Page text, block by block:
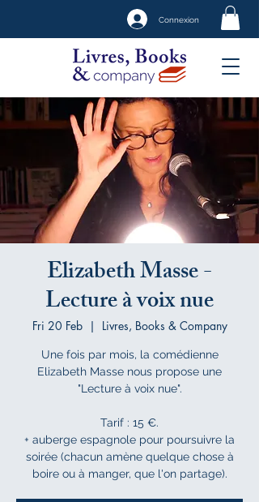
Connexion
Elizabeth Masse -
Lecture à voix nue
Fri 20 Feb
  |
Livres, Books & Company
Une fois par mois, la comédienne
Elizabeth Masse nous propose une
"Lecture à voix nue".
Tarif : 15 €.
+ auberge espagnole pour poursuivre la
soirée (chacun amène quelque chose à
boire ou à manger, que l'on partage).